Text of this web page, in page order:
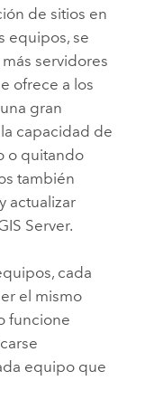
de sitios en
equipos, se
servidores
ofrece a los
gran
capacidad de
o quitando
también
actualizar
Server.
cada
el mismo
funcione
equipo que